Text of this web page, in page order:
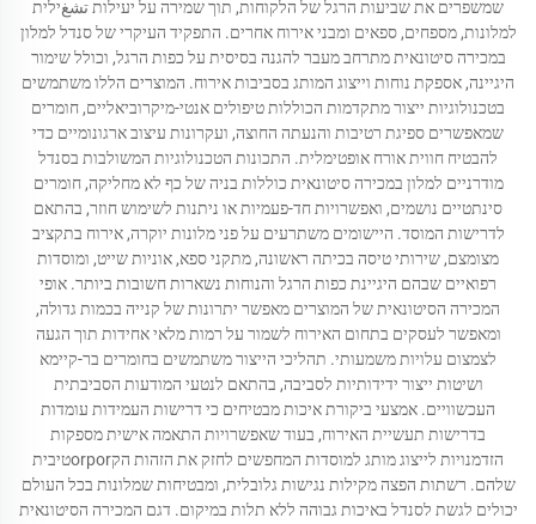
שמשפרים את שביעות הרגל של הלקוחות, תוך שמירה על יעילות تشغילית
למלונות, מספחים, ספאים ומבני אירוח אחרים. התפקיד העיקרי של סנדל למלון
במכירה סיטונאית מתרחב מעבר להגנה בסיסית על כפות הרגל, וכולל שימור
היגיינה, אספקת נוחות וייצוג המותג בסביבות אירוח. המוצרים הללו משתמשים
בטכנולוגיות ייצור מתקדמות הכוללות טיפולים אנטי-מיקרוביאליים, חומרים
שמאפשרים ספיגת רטיבות והנעתה החוצה, ועקרונות עיצוב ארגונומיים כדי
להבטיח חווית אורח אופטימלית. התכונות הטכנולוגיות המשולבות בסנדל
מודרניים למלון במכירה סיטונאית כוללות בניה של כף לא מחליקה, חומרים
סינתטיים נושמים, ואפשרויות חד-פעמיות או ניתנות לשימוש חוזר, בהתאם
לדרישות המוסד. היישומים משתרעים על פני מלונות יוקרה, אירוח בתקציב
מצומצם, שירותי טיסה בכיתה ראשונה, מתקני ספא, אוניות שייט, ומוסדות
רפואיים שבהם היגיינת כפות הרגל והנוחות נשארות חשובות ביותר. אופי
המכירה הסיטונאית של המוצרים מאפשר יתרונות של קנייה בכמות גדולה,
ומאפשר לעסקים בתחום האירוח לשמור על רמות מלאי אחידות תוך הגעה
לצמצום עלויות משמעותי. תהליכי הייצור משתמשים בחומרים בר-קיימא
ושיטות ייצור ידידותיות לסביבה, בהתאם לנטעי המודעות הסביבתית
העכשוויים. אמצעי ביקורת איכות מבטיחים כי דרישות העמידות עומדות
בדרישות תעשיית האירוח, בעוד שאפשרויות התאמה אישית מספקות
הזדמנויות לייצוג מותג למוסדות המחפשים לחזק את הזהות הקorporטיבית
שלהם. רשתות הפצה מקילות נגישות גלובלית, ומבטיחות שמלונות בכל העולם
יכולים לגשת לסנדל באיכות גבוהה ללא תלות במיקום. דגם המכירה הסיטונאית